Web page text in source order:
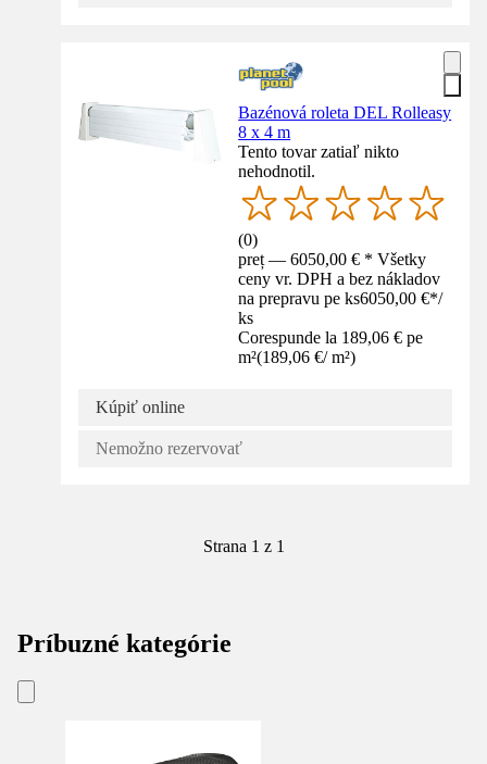
Bazénová roleta DEL Rolleasy
8 x 4 m
Tento tovar zatiaľ nikto
nehodnotil.
(0)
preț — 6050,00 € * Všetky
ceny vr. DPH a bez nákladov
na prepravu pe ks6050,00 €*/
ks
Corespunde la 189,06 € pe
m²(189,06 €/ m²)
Kúpiť online
Nemožno rezervovať
Strana 1 z 1
Príbuzné kategórie